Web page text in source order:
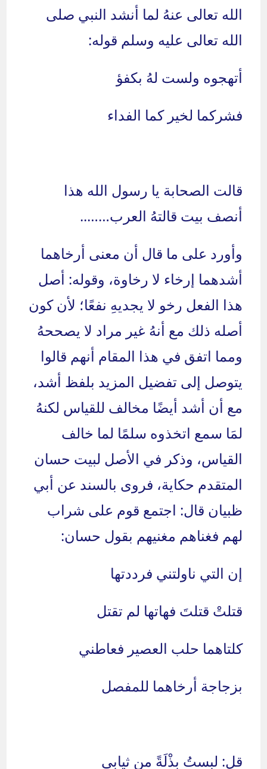
الله تعالى عنهُ لما أنشد النبي صلى
الله تعالى عليه وسلم قوله:
أتهجوه ولست لهُ بكفؤ
فشركما لخير كما الفداء
قالت الصحابة يا رسول الله هذا
أنصف بيت قالتهُ العرب……..
وأورد على ما قال أن معنى أرخاهما
أشدهما إرخاء لا رخاوة، وقوله: أصل
هذا الفعل رخو لا يجديهِ نفعًا؛ لأن كون
أصله ذلك مع أنهُ غير مراد لا يصححهُ
ومما اتفق في هذا المقام أنهم قالوا
يتوصل إلى تفضيل المزيد بلفظ أشد،
مع أن أشد أيضًا مخالف للقياس لكنهُ
لمَا سمع اتخذوه سلمًا لما خالف
القياس، وذكر في الأصل لبيت حسان
المتقدم حكاية، فروى بالسند عن أبي
ظبيان قال: اجتمع قوم على شراب
لهم فغناهم مغنيهم بقول حسان:
إن التي ناولتني فرددتها
قتلتْ قتلتَ فهاتها لم تقتل
كلتاهما حلب العصير فعاطني
بزجاجة أرخاهما للمفصل
قل: لبستُ بِذْلَةً من ثيابي